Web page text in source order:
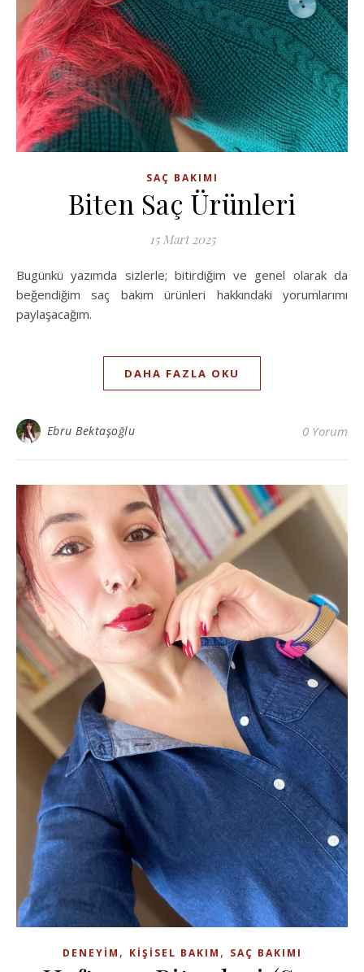
SAÇ BAKIMI
Biten Saç Ürünleri
15 Mart 2025
Bugünkü yazımda sizlerle; bitirdiğim ve genel olarak da
beğendiğim saç bakım ürünleri hakkındaki yorumlarımı
paylaşacağım.
DAHA FAZLA OKU
Ebru Bektaşoğlu 0 Yorum
DENEYIM , KIŞISEL BAKIM , SAÇ BAKIMI